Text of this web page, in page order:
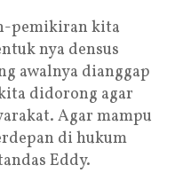
pemikiran kita
nya densus
awalnya dianggap
didorong agar
Agar mampu
di hukum
Eddy.